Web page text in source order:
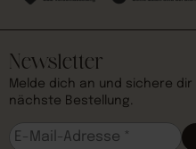
Newsletter
Melde dich an und sichere dir
nächste Bestellung.